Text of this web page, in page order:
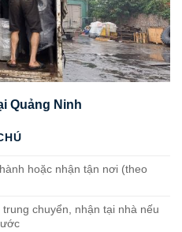
Quảng Ninh
hoặc nhận tận nơi (theo
trung chuyển, nhận tại nhà nếu